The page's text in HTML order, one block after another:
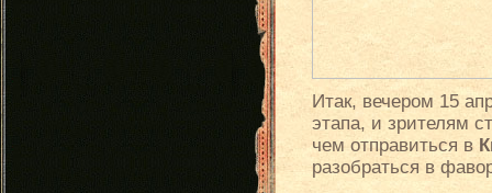
Итак, вечером 15
этапа, и зрителям
чем отправиться в
разобраться в